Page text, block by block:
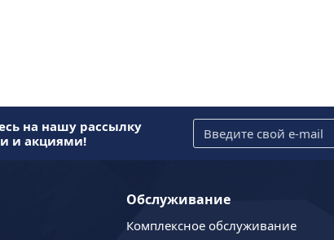
на нашу рассылку
и акциями!
Обслуживание
Комплексное обслуживание